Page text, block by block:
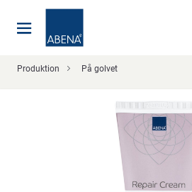
Produktion På golvet